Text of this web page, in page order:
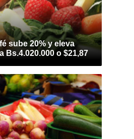
sube 20% y eleva
Bs.4.020.000 o $21,87